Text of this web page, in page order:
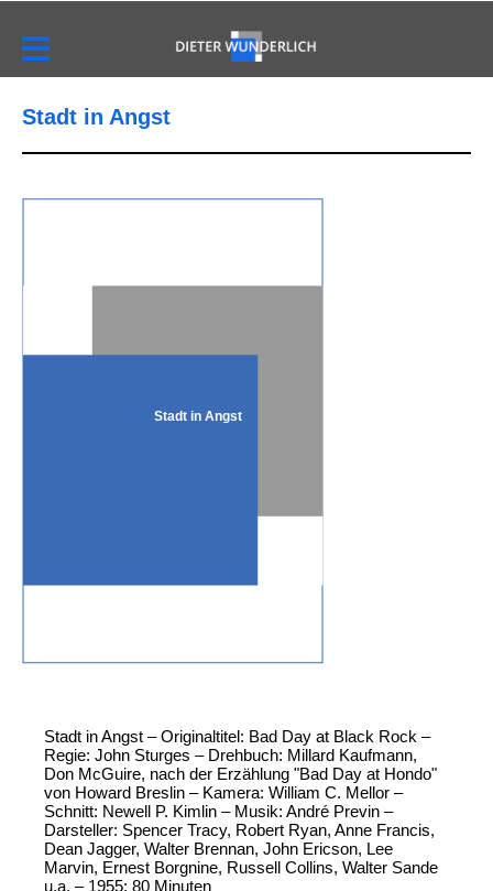
Stadt in Angst
Stadt in Angst
Stadt in Angst – Originaltitel: Bad Day at Black Rock –
Regie: John Sturges – Drehbuch: Millard Kaufmann,
Don McGuire, nach der Erzählung "Bad Day at Hondo"
von Howard Breslin – Kamera: William C. Mellor –
Schnitt: Newell P. Kimlin – Musik: André Previn –
Darsteller: Spencer Tracy, Robert Ryan, Anne Francis,
Dean Jagger, Walter Brennan, John Ericson, Lee
Marvin, Ernest Borgnine, Russell Collins, Walter Sande
u.a. – 1955; 80 Minuten